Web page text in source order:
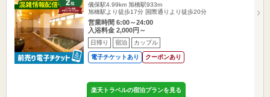
儀保駅4.99km 旭橋駅933m
旭橋駅より徒歩17分 国際通りより徒歩20分
営業時間 6:00～24:00
入浴料金 2,000円～
日帰り 宿泊 カップル
電子チケットあり クーポンあり
楽天トラベルの宿泊プランを見る